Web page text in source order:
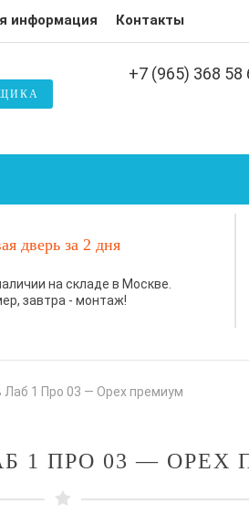
информация Контакты
+7 (965) 368 58
дверь за 2 дня
на складе в Москве.
завтра - монтаж!
Лаб 1 Про 03 — Орех премиум
1 ПРО 03 — ОРЕХ